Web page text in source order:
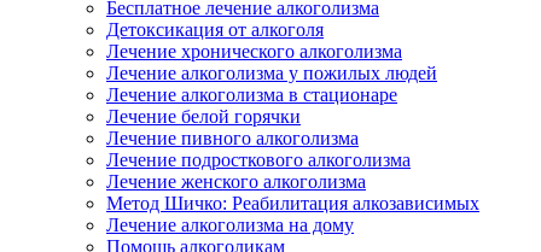
Бесплатное лечение алкоголизма
Детоксикация от алкоголя
Лечение хронического алкоголизма
Лечение алкоголизма у пожилых людей
Лечение алкоголизма в стационаре
Лечение белой горячки
Лечение пивного алкоголизма
Лечение подросткового алкоголизма
Лечение женского алкоголизма
Метод Шичко: Реабилитация алкозависимых
Лечение алкоголизма на дому
Помощь алкоголикам